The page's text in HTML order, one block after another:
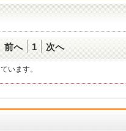
前へ 1 次へ
います。